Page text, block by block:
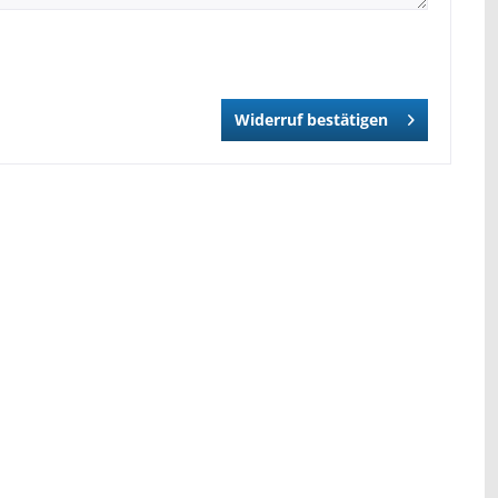
Widerruf bestätigen